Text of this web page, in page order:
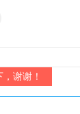
谢谢！